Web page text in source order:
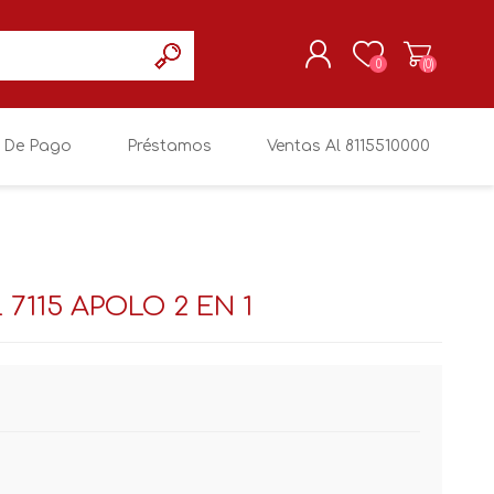
REGISTRARSE
0 (0)
Pago Préstamos Ventas Al 8115510000
APOLO 2 EN 1